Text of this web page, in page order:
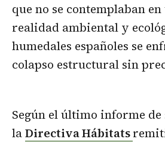
que no se contemplaban
realidad ambiental y
humedales españoles se
colapso estructural sin
Según el último informe
laDirectiva Hábitats